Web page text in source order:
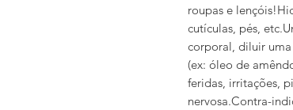
roupas e
cutículas, pés,
corporal, diluir
(ex: óleo de
feridas, irritações,
nervosa.Contra-